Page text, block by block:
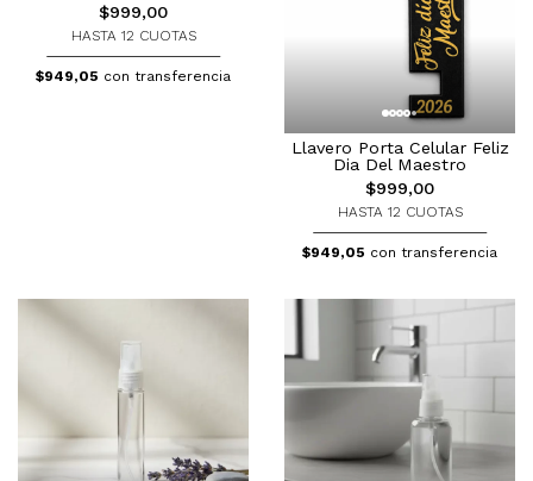
$999,00
HASTA 12 CUOTAS
$949,05 con transferencia
Llavero Porta Celular Feliz
Dia Del Maestro
$999,00
HASTA 12 CUOTAS
$949,05 con transferencia